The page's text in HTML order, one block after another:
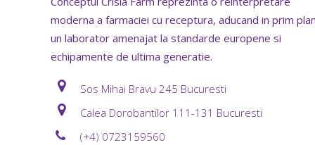
moderna a farmaciei cu receptura, aducand in prim
un laborator amenajat la standarde europene si
echipamente de ultima generatie.
Sos Mihai Bravu 245 Bucuresti
Calea Dorobantilor 111-131 Bucuresti
(+4) 0723159560